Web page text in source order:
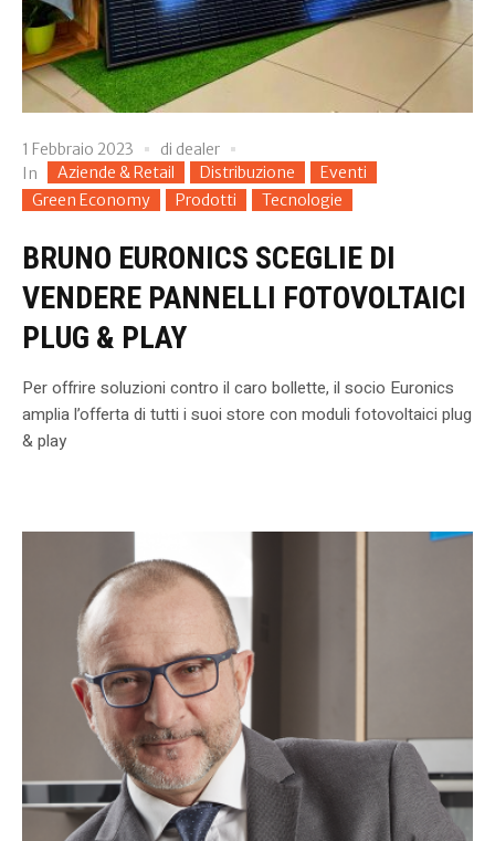
1 Febbraio 2023 di dealer
In
Aziende & Retail Distribuzione
Eventi
Green Economy
Prodotti Tecnologie
BRUNO EURONICS SCEGLIE DI
VENDERE PANNELLI FOTOVOLTAICI
PLUG & PLAY
Per offrire soluzioni contro il caro bollette, il socio Euronics
amplia l’offerta di tutti i suoi store con moduli fotovoltaici plug
& play